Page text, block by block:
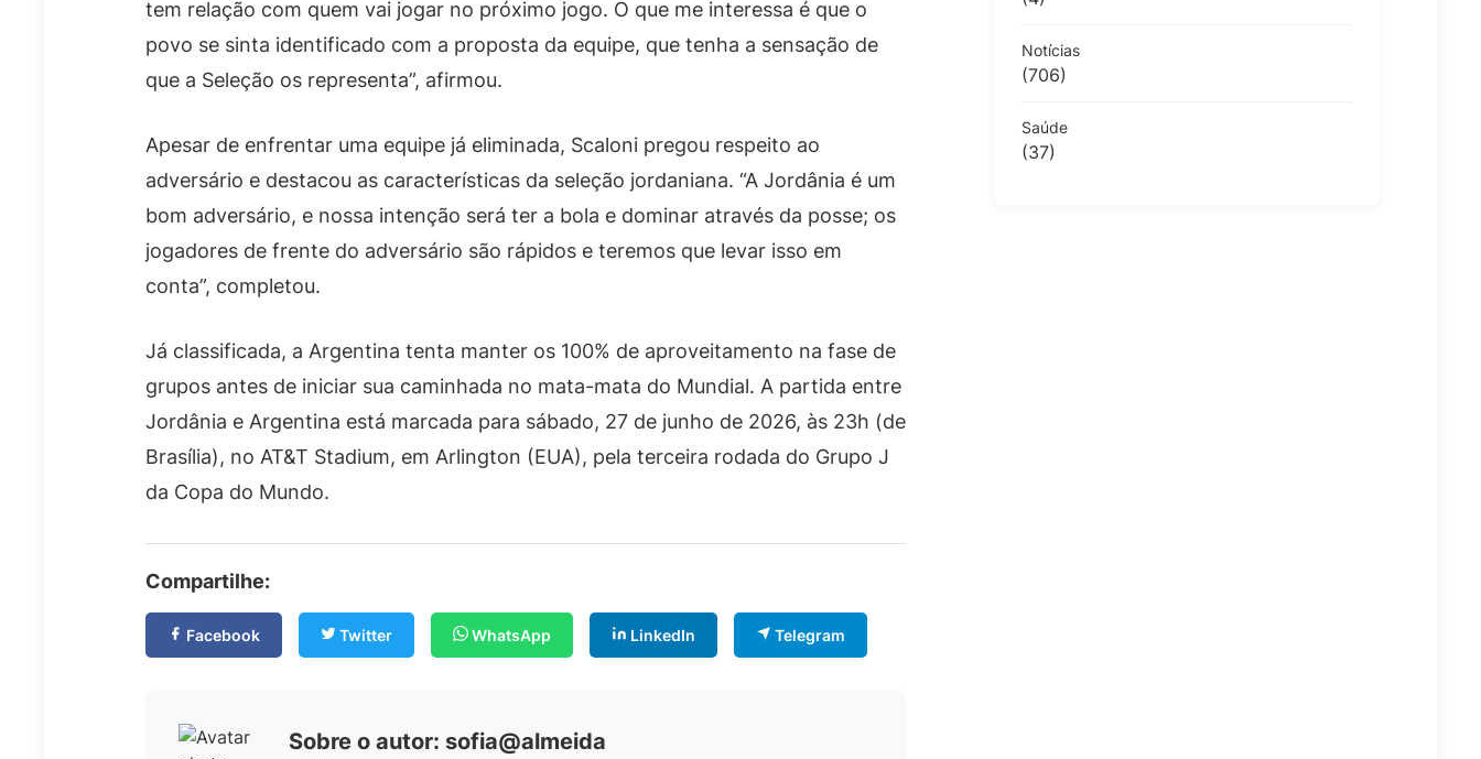
tem relação com quem vai jogar no próximo jogo. O que me interessa é que o
povo se sinta identificado com a proposta da equipe, que tenha a sensação de
que a Seleção os representa”, afirmou.
Apesar de enfrentar uma equipe já eliminada, Scaloni pregou respeito ao
adversário e destacou as características da seleção jordaniana. “A Jordânia é um
bom adversário, e nossa intenção será ter a bola e dominar através da posse; os
jogadores de frente do adversário são rápidos e teremos que levar isso em
conta”, completou.
Já classificada, a Argentina tenta manter os 100% de aproveitamento na fase de
grupos antes de iniciar sua caminhada no mata-mata do Mundial. A partida entre
Jordânia e Argentina está marcada para sábado, 27 de junho de 2026, às 23h (de
Brasília), no AT&T Stadium, em Arlington (EUA), pela terceira rodada do Grupo J
da Copa do Mundo.
Compartilhe:
Facebook Twitter WhatsApp LinkedIn Telegram
Sobre o autor: sofia@almeida
Notícias
(706)
Saúde
(37)